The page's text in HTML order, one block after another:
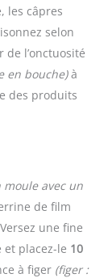
les câpres
selon
l’onctuosité
en bouche)à
des produits
moule avec un
de film
une fine
placez-le 10
à figer (figer :